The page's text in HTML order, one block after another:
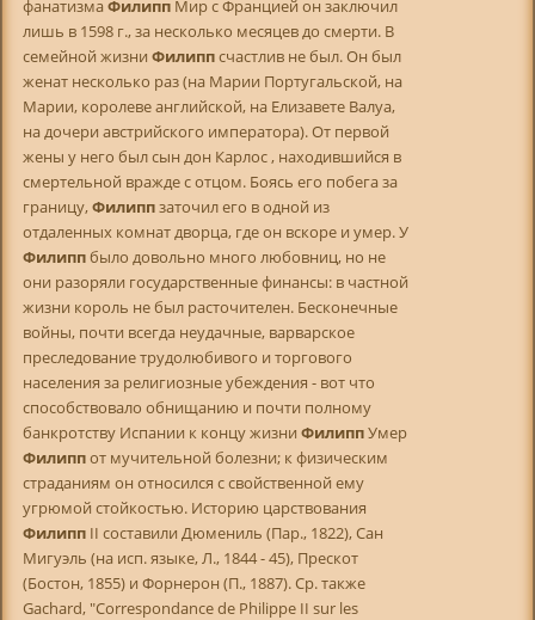
фанатизмаФилипп Мир с Францией он заключил
лишь в 1598 г., за несколько месяцев до смерти. В
семейной жизни Филиппсчастлив не был. Он был
женат несколько раз (на Марии Португальской, на
Марии, королеве английской, на Елизавете Валуа,
на дочери австрийского императора). От первой
жены у него был сын дон Карлос , находившийся в
смертельной вражде с отцом. Боясь его побега за
границу,Филиппзаточил его в одной из
отдаленных комнат дворца, где он вскоре и умер. У
Филиппбыло довольно много любовниц, но не
они разоряли государственные финансы: в частной
жизни король не был расточителен. Бесконечные
войны, почти всегда неудачные, варварское
преследование трудолюбивого и торгового
населения за религиозные убеждения - вот что
способствовало обнищанию и почти полному
банкротству Испании к концу жизни ФилиппУмер
Филиппот мучительной болезни; к физическим
страданиям он относился с свойственной ему
угрюмой стойкостью. Историю царствования
Филипп II составили Дюмениль (Пар., 1822), Сан
Мигуэль (на исп. языке, Л., 1844 - 45), Прескот
(Бостон, 1855) и Форнерон (П., 1887). Ср. также
Gachard, "Correspondance de Philippe II sur les